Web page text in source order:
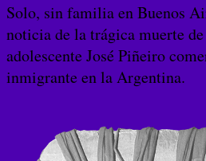
Solo, sin familia en Buenos
noticia de la trágica muerte
adolescente José Piñeiro
inmigrante en la Argentina.